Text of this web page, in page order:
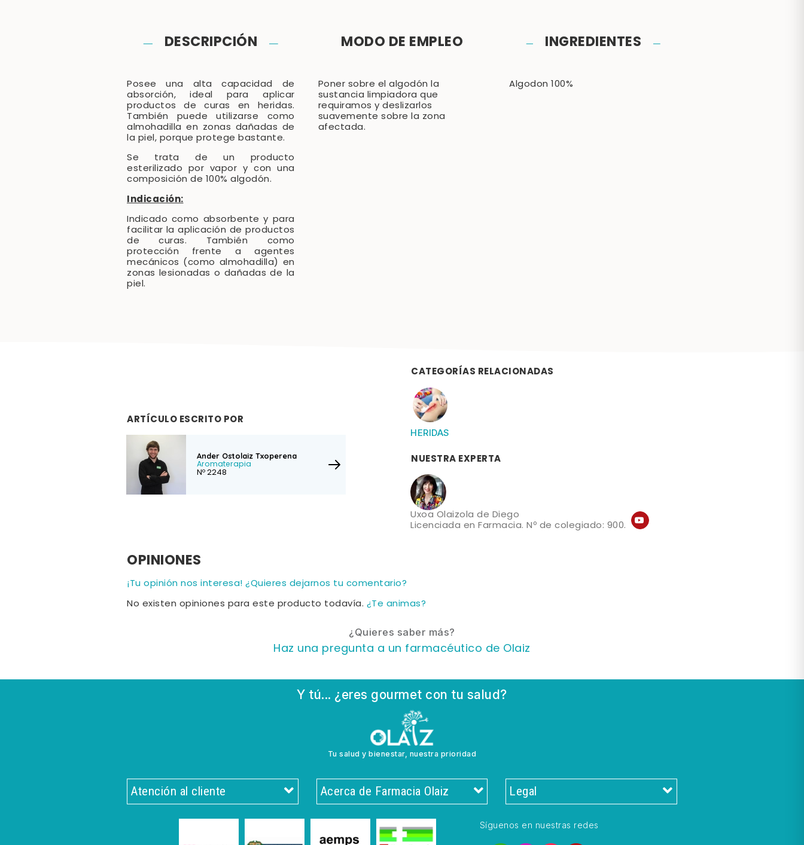
DESCRIPCIÓN
Posee una alta capacidad de
absorción, ideal para aplicar
productos de curas en heridas.
También puede utilizarse como
almohadilla en zonas dañadas de
la piel, porque protege bastante.
Se trata de un producto
esterilizado por vapor y con una
composición de 100% algodón.
Indicación:
Indicado como absorbente y para
facilitar la aplicación de productos
de curas. También como
protección frente a agentes
mecánicos (como almohadilla) en
zonas lesionadas o dañadas de la
piel.
MODO DE EMPLEO
Poner sobre el algodón la
sustancia limpiadora que
requiramos y deslizarlos
suavemente sobre la zona
afectada.
INGREDIENTES
Algodon 100%
ARTÍCULO ESCRITO POR
Ander Ostolaiz Txoperena
Aromaterapia
Nº 2248
CATEGORÍAS RELACIONADAS
HERIDAS
NUESTRA EXPERTA
Uxoa Olaizola de Diego
Licenciada en Farmacia. Nº de colegiado: 900.
OPINIONES
¡Tu opinión nos interesa! ¿Quieres dejarnos tu comentario?
No existen opiniones para este producto todavía. ¿Te animas?
¿Quieres saber más?
Haz una pregunta a un farmacéutico de Olaiz
Y tú... ¿eres gourmet con tu salud?
Tu salud y bienestar, nuestra prioridad
Atención al cliente Acerca de Farmacia Olaiz Legal
Síguenos en nuestras redes